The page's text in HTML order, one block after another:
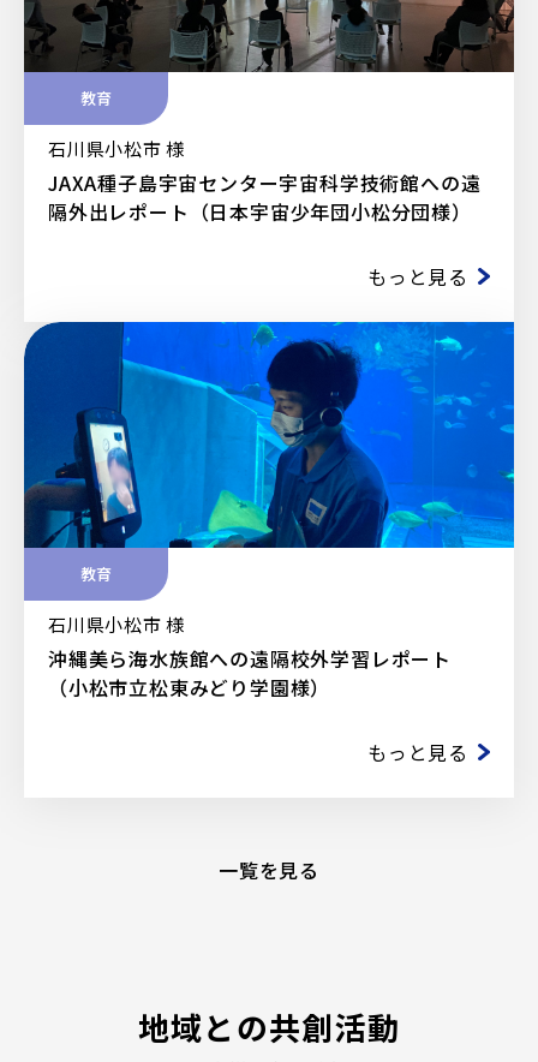
教育
石川県小松市 様
JAXA種子島宇宙センター宇宙科学技術館への遠
隔外出レポート（日本宇宙少年団小松分団様）
もっと見る
教育
石川県小松市 様
沖縄美ら海水族館への遠隔校外学習レポート
（小松市立松東みどり学園様）
もっと見る
一覧を見る
地域との共創活動